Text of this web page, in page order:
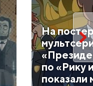
На
по «Рику
показали